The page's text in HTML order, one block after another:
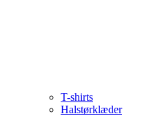
T-shirts
Halstørklæder